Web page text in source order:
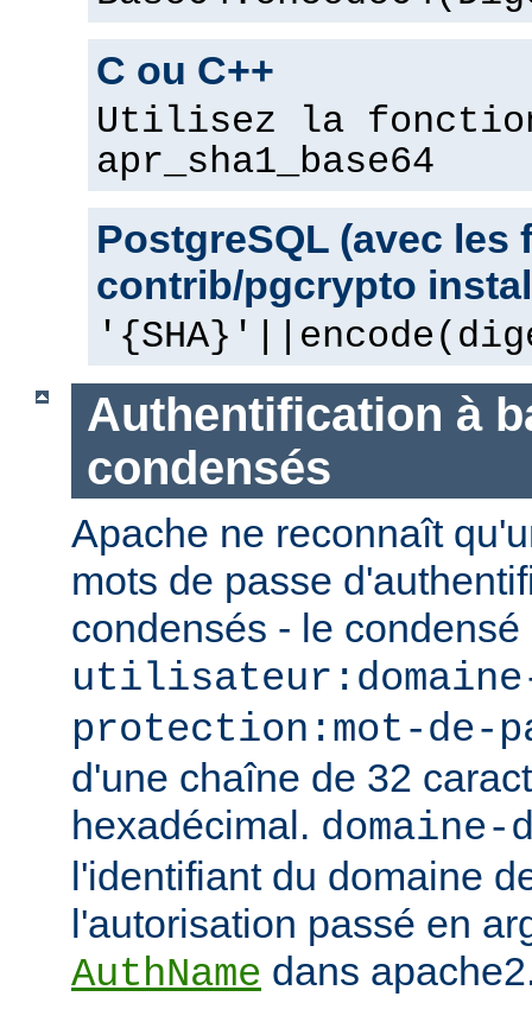
C ou C++
Utilisez la
apr_sha1_base64
PostgreSQL (avec les
contrib/pgcrypto
Authentification à
condensés
Apache ne reconnaît
mots de passe
condensés - le
protection:mot-de-
d'une chaîne de 32
hexadécimal.
l'identifiant du domaine
l'autorisation passé en
AuthName dans